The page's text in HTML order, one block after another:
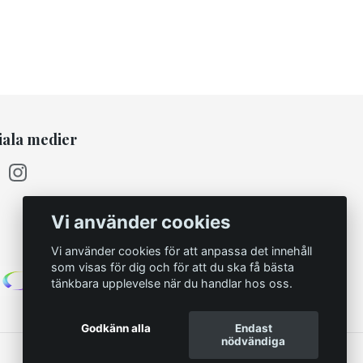
medier
Vi använder cookies
Vi använder cookies för att anpassa det innehåll
som visas för dig och för att du ska få bästa
tänkbara upplevelse när du handlar hos oss.
Godkänn alla
Endast
nödvändiga